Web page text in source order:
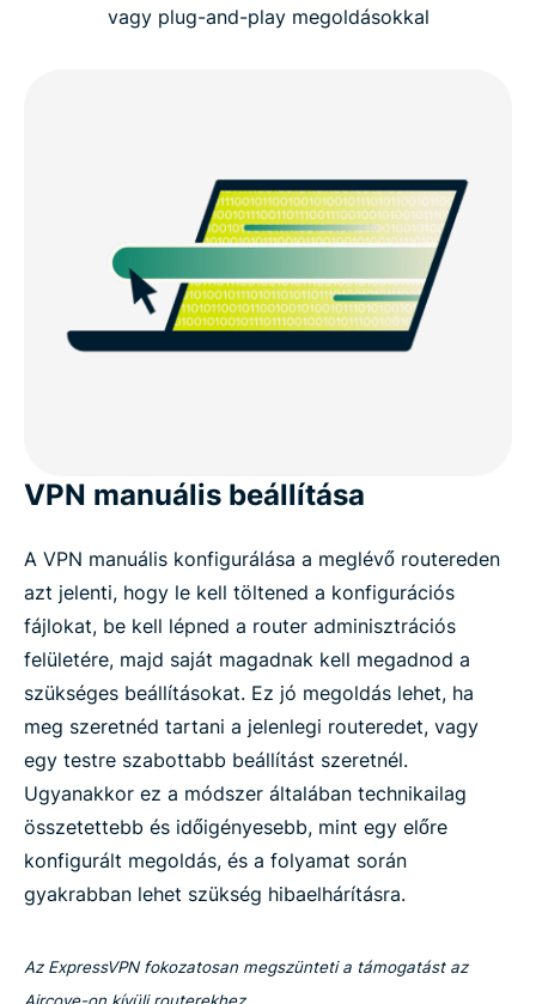
vagy plug-and-play megoldásokkal
VPN manuális beállítása
A VPN manuális konfigurálása a meglévő routereden
azt jelenti, hogy le kell töltened a konfigurációs
fájlokat, be kell lépned a router adminisztrációs
felületére, majd saját magadnak kell megadnod a
szükséges beállításokat. Ez jó megoldás lehet, ha
meg szeretnéd tartani a jelenlegi routeredet, vagy
egy testre szabottabb beállítást szeretnél.
Ugyanakkor ez a módszer általában technikailag
összetettebb és időigényesebb, mint egy előre
konfigurált megoldás, és a folyamat során
gyakrabban lehet szükség hibaelhárításra.
Az ExpressVPN fokozatosan megszünteti a támogatást az
Aircove-on kívüli routerekhez.